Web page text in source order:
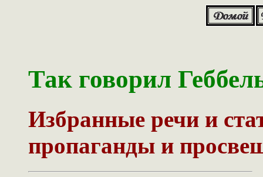
Так говорил
Избранные речи и
пропаганды и